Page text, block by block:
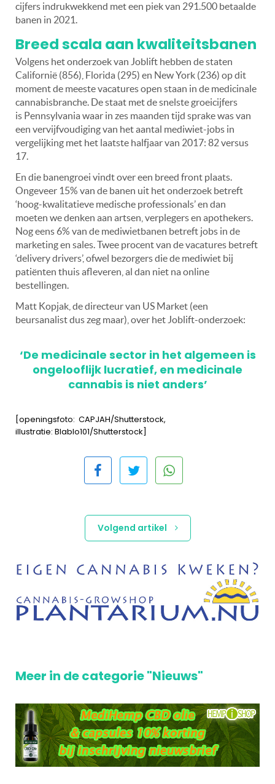
cijfers indrukwekkend met een piek van 291.500 betaalde
banen in 2021.
Breed scala aan kwaliteitsbanen
Volgens het onderzoek van Joblift hebben de staten
Californië (856), Florida (295) en New York (236) op dit
moment de meeste vacatures open staan in de medicinale
cannabisbranche. De staat met de snelste groeicijfers
is Pennsylvania waar in zes maanden tijd sprake was van
een vervijfvoudiging van het aantal mediwiet-jobs in
vergelijking met het laatste halfjaar van 2017: 82 versus
17.
En die banengroei vindt over een breed front plaats.
Ongeveer 15% van de banen uit het onderzoek betreft
‘hoog-kwalitatieve medische professionals’ en dan
moeten we denken aan artsen, verplegers en apothekers.
Nog eens 6% van de mediwietbanen betreft jobs in de
marketing en sales. Twee procent van de vacatures betreft
‘delivery drivers’, ofwel bezorgers die de mediwiet bij
patiënten thuis afleveren, al dan niet na online
bestellingen.
Matt Kopjak, de directeur van US Market (een
beursanalist dus zeg maar), over het Joblift-onderzoek:
‘De medicinale sector in het algemeen is
ongelooflijk lucratief, en medicinale
cannabis is niet anders’
[openingsfoto: CAPJAH/Shutterstock,
illustratie: Blablo101/Shutterstock]
Volgend artikel
Meer in de categorie "Nieuws"